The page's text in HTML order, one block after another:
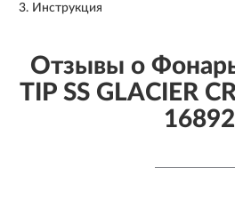
Инструкция
Отзывы о
TIP SS GLACIER
16892